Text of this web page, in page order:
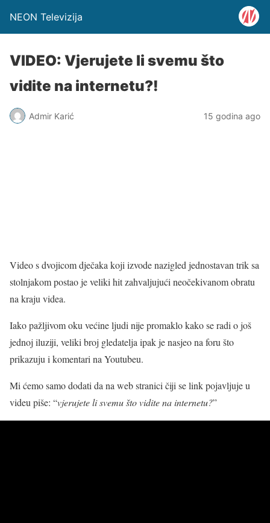
NEON Televizija
VIDEO: Vjerujete li svemu što
vidite na internetu?!
Admir Karić 15 godina ago
Video s dvojicom dječaka koji izvode nazigled jednostavan trik sa
stolnjakom postao je veliki hit zahvaljujući neočekivanom obratu
na kraju videa.
Iako pažljivom oku većine ljudi nije promaklo kako se radi o još
jednoj iluziji, veliki broj gledatelja ipak je nasjeo na foru što
prikazuju i komentari na Youtubeu.
Mi ćemo samo dodati da na web stranici čiji se link pojavljuje u
videu piše: “vjerujete li svemu što vidite na internetu?”